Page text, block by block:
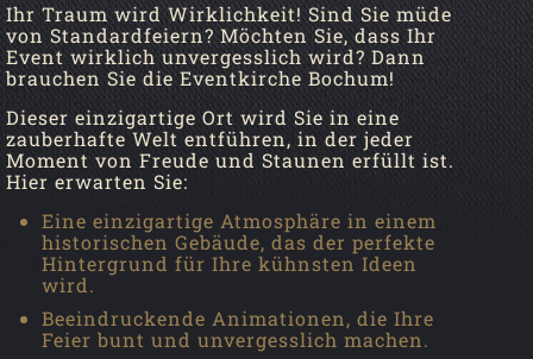
Ihr Traum wird Wirklichkeit! Sind Sie müde
von Standardfeiern? Möchten Sie, dass Ihr
Event wirklich unvergesslich wird? Dann
brauchen Sie die Eventkirche Bochum!
Dieser einzigartige Ort wird Sie in eine
zauberhafte Welt entführen, in der jeder
Moment von Freude und Staunen erfüllt ist.
Hier erwarten Sie:
Eine einzigartige Atmosphäre in einem
historischen Gebäude, das der perfekte
Hintergrund für Ihre kühnsten Ideen
wird.
Beeindruckende Animationen, die Ihre
Feier bunt und unvergesslich machen.